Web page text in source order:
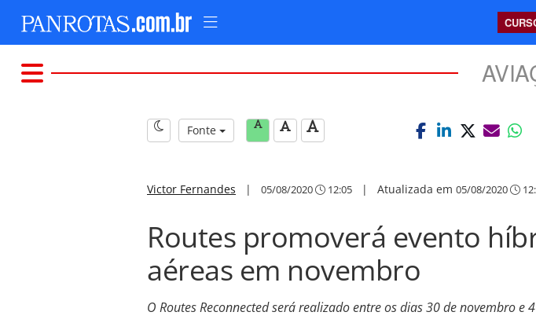
Fonte
Victor Fernandes | 05/08/2020 12:05 | Atualizada em 05/08/2020
Routes promoverá evento
aéreas em novembro
O Routes Reconnected será realizado entre os dias 30 de novembro e